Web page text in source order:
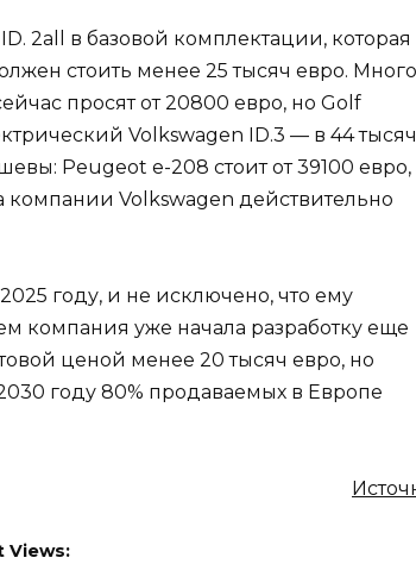
2all в базовой комплектации, которая
стоить менее 25 тысяч евро. Много
просят от 20800 евро, но Golf
Volkswagen ID.3 — в 44
Peugeot e-208 стоит от 39100 евро,
компании Volkswagen действительно
году, и не исключено, что ему
компания уже начала разработку еще
ценой менее 20 тысяч евро, но
году 80% продаваемых в Европе
Views: